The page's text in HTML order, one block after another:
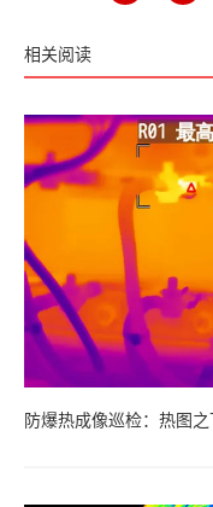
相关阅读
防爆热成像巡检：热图